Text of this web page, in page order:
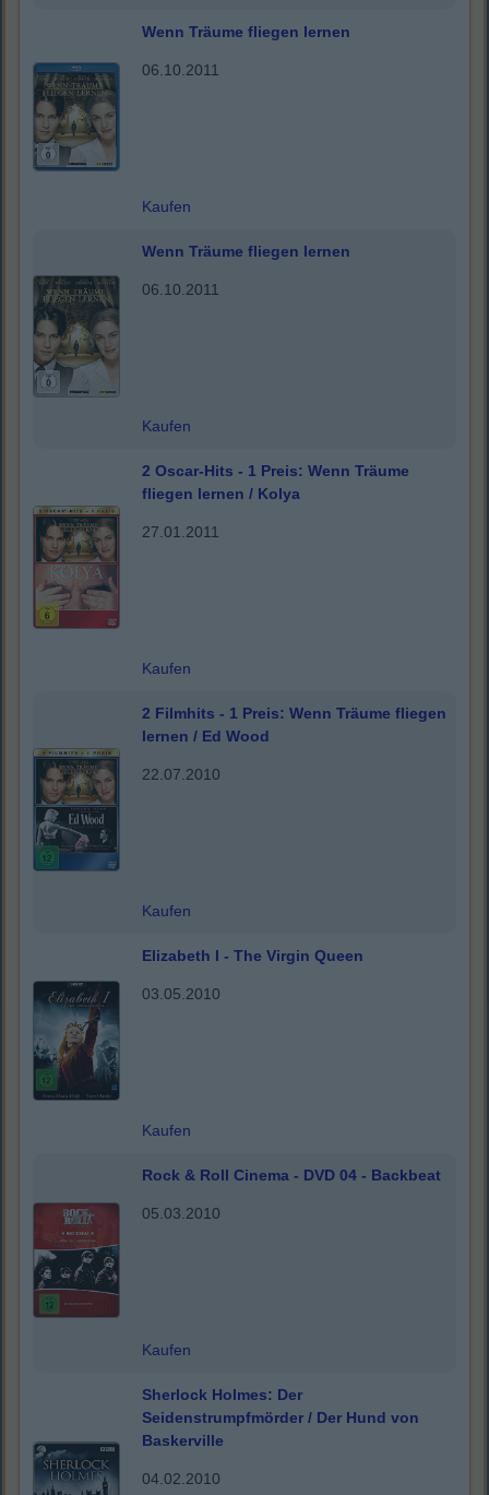
Wenn Träume fliegen lernen
06.10.2011
Kaufen
Wenn Träume fliegen lernen
06.10.2011
Kaufen
2 Oscar-Hits - 1 Preis: Wenn Träume
fliegen lernen / Kolya
27.01.2011
Kaufen
2 Filmhits - 1 Preis: Wenn Träume fliegen
lernen / Ed Wood
22.07.2010
Kaufen
Elizabeth I - The Virgin Queen
03.05.2010
Kaufen
Rock & Roll Cinema - DVD 04 - Backbeat
05.03.2010
Kaufen
Sherlock Holmes: Der
Seidenstrumpfmörder / Der Hund von
Baskerville
04.02.2010